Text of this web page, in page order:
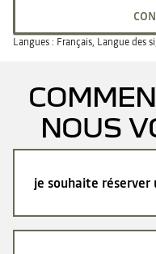
Langues : Français, Langue des
NOUS
je souhaite réserver